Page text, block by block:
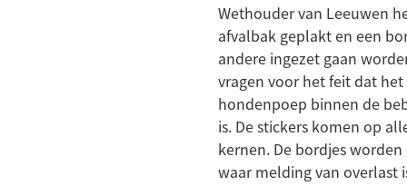
Wethouder van Leeuwen
afvalbak geplakt en een
andere ingezet gaan
vragen voor het feit dat
hondenpoep binnen de
is. De stickers komen op
kernen. De bordjes
waar melding van overlast